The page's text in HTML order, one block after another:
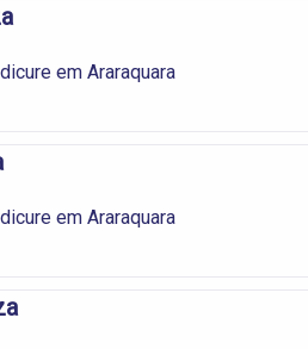
em Araraquara
em Araraquara